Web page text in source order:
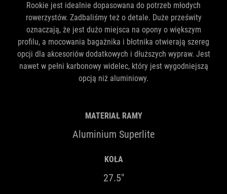
Rookie jest idealnie dopasowana do potrzeb młodych
rowerzystów. Zadbaliśmy też o detale. Duże prześwity
oznaczają, że jest dużo miejsca na opony o większym
profilu, a mocowania bagażnika i błotnika otwierają szereg
opcji dla akcesoriów dodatkowych i dłuższych wypraw. Jest
nawet w pełni karbonowy widelec, który jest wygodniejszą
opcją niż aluminiowy.
MATERIAŁ RAMY
Aluminium Superlite
KOŁA
27.5"